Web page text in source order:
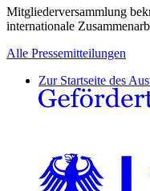
Mitgliederversammlung
internationale
Alle Pressemitteilungen
Zur Startseite des